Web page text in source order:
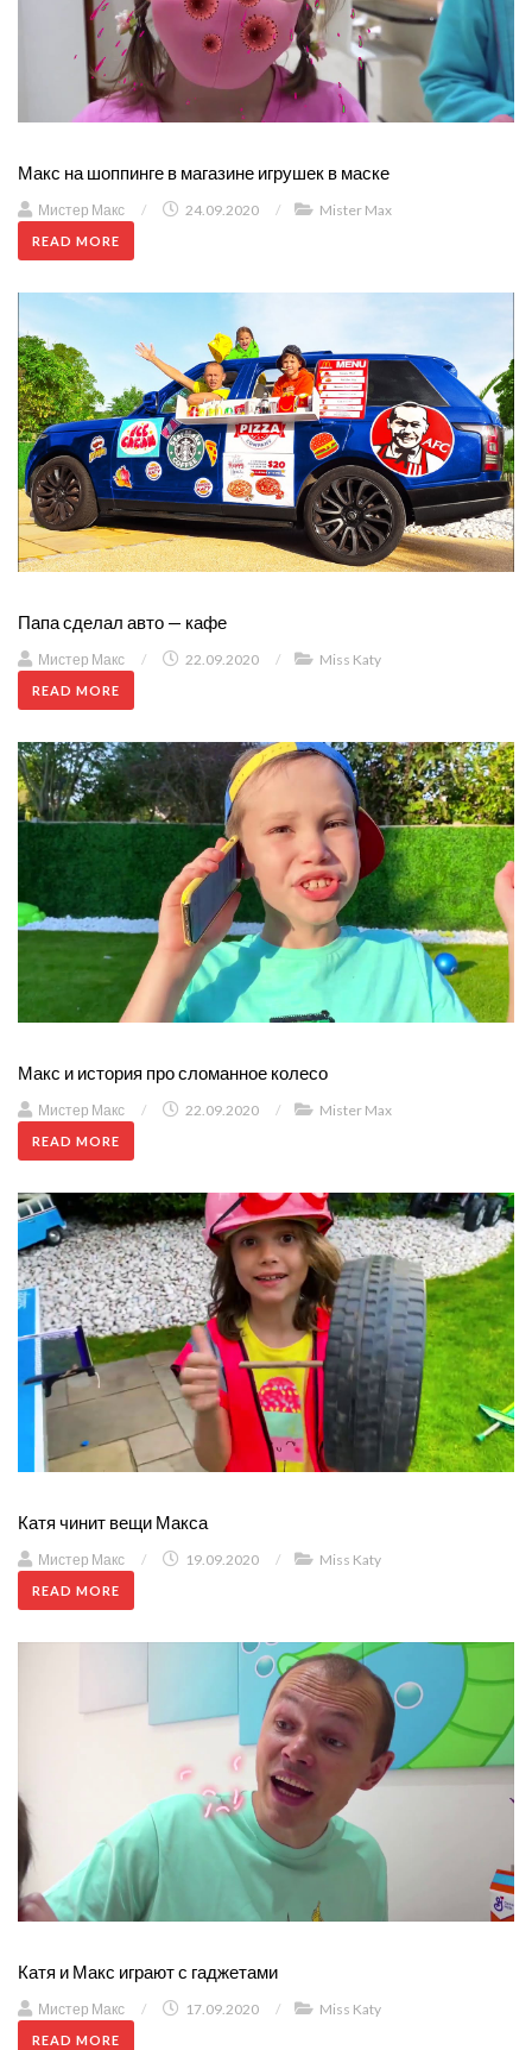
Макс на шоппинге в магазине игрушек в маске
Мистер Макс / 24.09.2020 / Mister Max
READ MORE
Папа сделал авто — кафе
Мистер Макс / 22.09.2020 / Miss Katy
READ MORE
Макс и история про сломанное колесо
Мистер Макс / 22.09.2020 / Mister Max
READ MORE
Катя чинит вещи Макса
Мистер Макс / 19.09.2020 / Miss Katy
READ MORE
Катя и Макс играют с гаджетами
Мистер Макс / 17.09.2020 / Miss Katy
READ MORE